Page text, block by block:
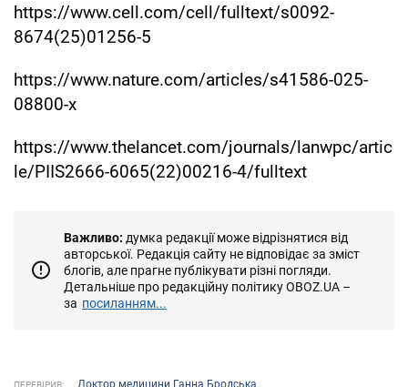
https://www.cell.com/cell/fulltext/s0092-
8674(25)01256-5
https://www.nature.com/articles/s41586-025-
08800-x
https://www.thelancet.com/journals/lanwpc/artic
le/PIIS2666-6065(22)00216-4/fulltext
Важливо: думка редакції може відрізнятися від
авторської. Редакція сайту не відповідає за зміст
блогів, але прагне публікувати різні погляди.
Детальніше про редакційну політику OBOZ.UA –
за посиланням...
ПЕРЕВІРИВ: Доктор медицини Ганна Бродська